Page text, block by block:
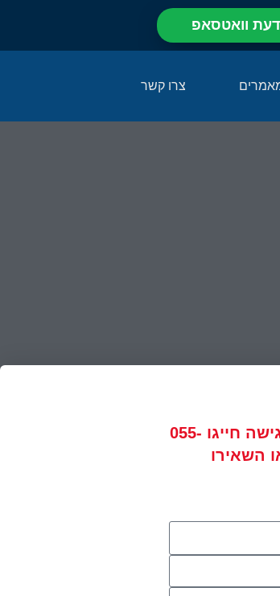
וואטסאפ⁩
צרו קשר
חייגו 055-
השאירו